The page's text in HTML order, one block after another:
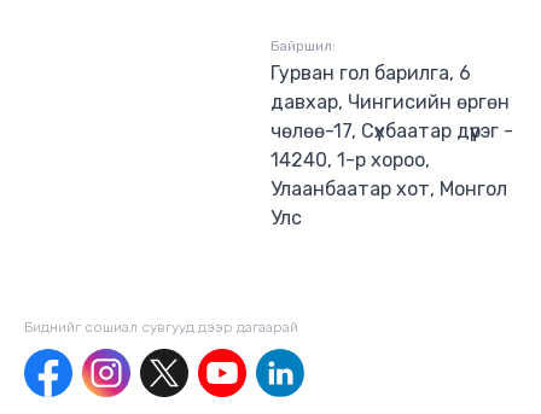
Байршил:
Гурван гол барилга, 6
давхар, Чингисийн өргөн
чөлөө-17, Сүхбаатар дүүрэг -
14240, 1-р хороо,
Улаанбаатар хот, Монгол
Улс
Биднийг сошиал сувгууд дээр дагаaрай